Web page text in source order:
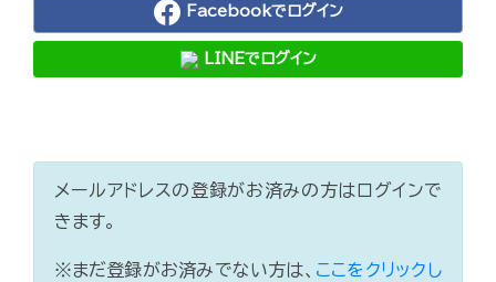
Facebookでログイン
LINEでログイン
メールアドレスの登録がお済みの方はログインで
きます。
※まだ登録がお済みでない方は、 ここをクリックし